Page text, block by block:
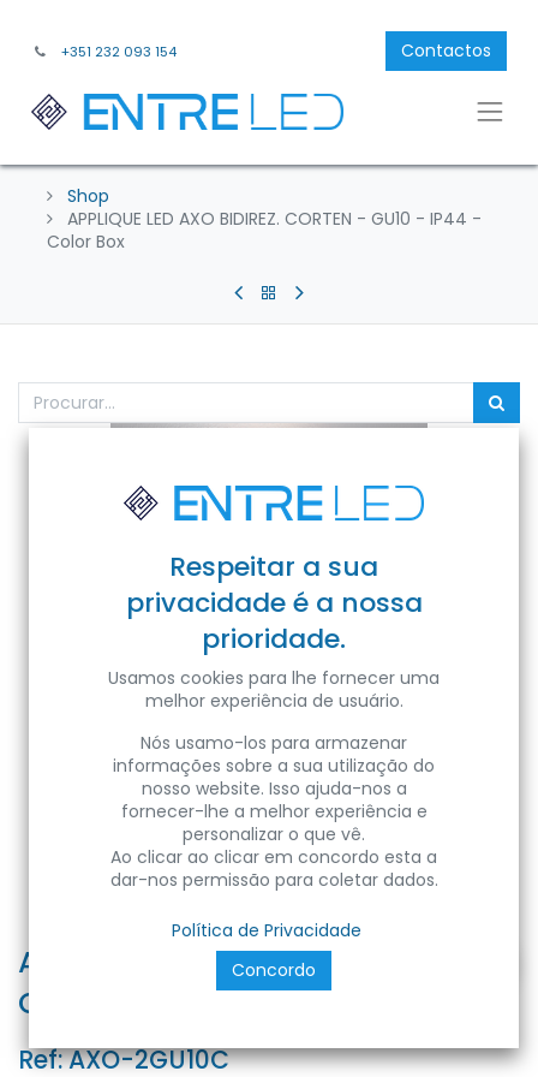
+351 232 093 154 Contactos
Shop
APPLIQUE LED AXO BIDIREZ. CORTEN - GU10 - IP44 -
Color Box
APPLIQUE LED AXO BIDIREZ.
CORTEN - GU10 - IP44 - Color Box
Ref:AXO-2GU10C
Respeitar a sua
privacidade é a nossa
prioridade.
Usamos cookies para lhe fornecer uma
melhor experiência de usuário.
Nós usamo-los para armazenar
informações sobre a sua utilização do
nosso website. Isso ajuda-nos a
fornecer-lhe a melhor experiência e
personalizar o que vê.
Ao clicar ao clicar em concordo esta a
dar-nos permissão para coletar dados.
Política de Privacidade
Concordo